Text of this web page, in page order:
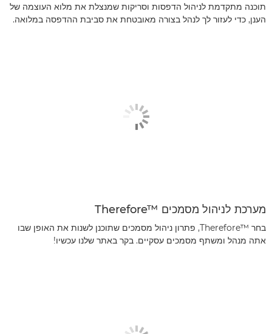
תוכנה מתקדמת לניהול הדפסות וסריקות שמנצלת את מלוא העוצמה של
הענן, כדי לעזור לך לנהל בצורה מאובטחת את סביבת ההדפסה במלואה.
מערכת לניהול מסמכים Therefore™‎
בחר Therefore™‎, פתרון ניהול מסמכים שתוכנן לשנות את האופן שבו
אתה מנהל ומשתף מסמכים עסקיים. בקר באתר שלנו עכשיו!